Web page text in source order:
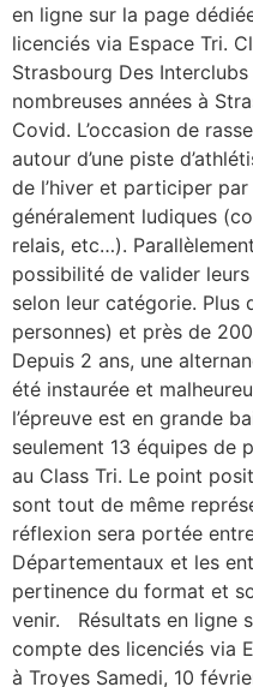
en ligne sur la page
licenciés via Espace Tri.
Strasbourg Des
nombreuses années à
Covid. L’occasion de
autour d’une piste
de l’hiver et participer
généralement ludiques
relais, etc…).
possibilité de valider
selon leur catégorie. Plus
personnes) et près de
Depuis 2 ans, une
été instaurée et
l’épreuve est en grande
seulement 13 équipes de
au Class Tri. Le point
sont tout de même
réflexion sera portée
Départementaux et les
pertinence du format et
venir. Résultats en ligne
compte des licenciés via
à Troyes Samedi, 10